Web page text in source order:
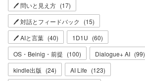
🖊 問いと見え方 (17)
🖊 対話とフィードバック
(15)
🖊 AIと言葉 (40) 1D1U (60)
OS・Beinig・前提 (100) Dialogue+ AI (99)
kindle出版 (24) AI Life (123)